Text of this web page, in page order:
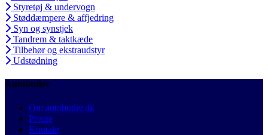
Styretøj & undervogn
Støddæmpere & affjedring
Syn og synstjek
Tandrem & taktkæde
Tilbehør og ekstraudstyr
Udstødning
Autobutler
Om autobutler.dk
Presse
Kontakt